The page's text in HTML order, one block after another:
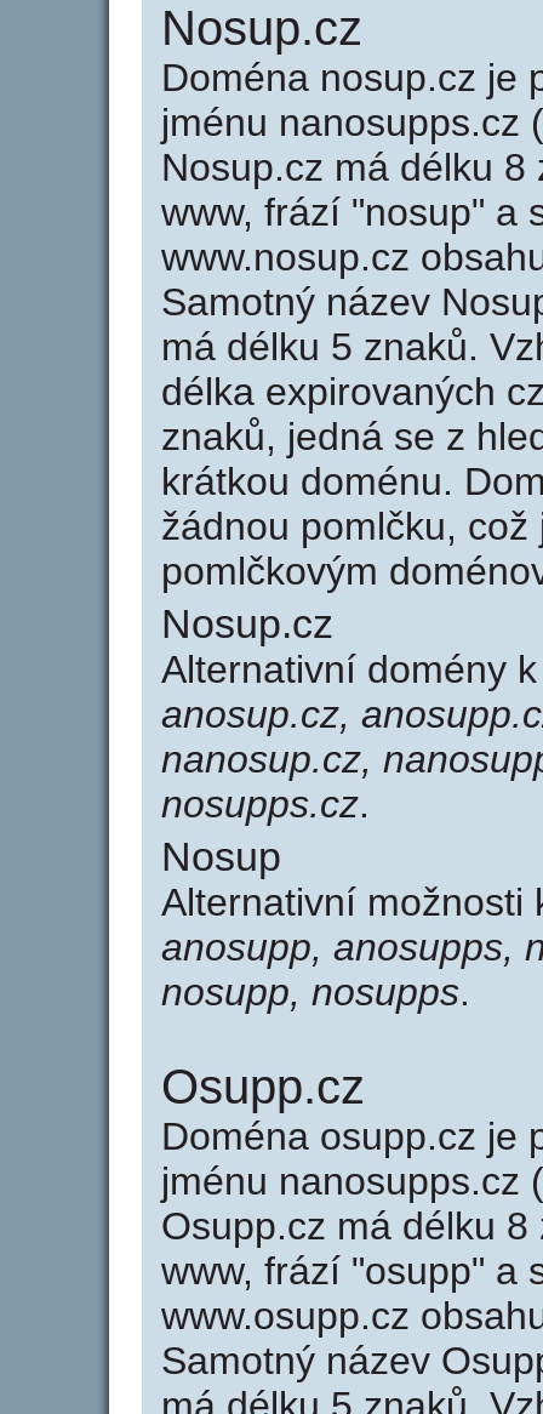
Nosup.cz
Doména nosup.cz je
jménu nanosupps.cz
Nosup.cz má délku
www, frází "nosup" a
www.nosup.cz
Samotný název
má délku 5 znaků.
délka expirovaných
znaků, jedná se z
krátkou doménu.
žádnou pomlčku,
pomlčkovým
Nosup.cz
Alternativní domény
anosup.cz,
nanosup.cz,
nosupps.cz.
Nosup
Alternativní
anosupp, anosupps,
nosupp, nosupps.
Osupp.cz
Doména osupp.cz je
jménu nanosupps.cz
Osupp.cz má délku
www, frází "osupp" a
www.osupp.cz
Samotný název